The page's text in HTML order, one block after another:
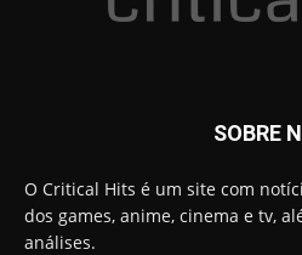
SOBRE
O Critical Hits é um site com
dos games, anime, cinema e tv,
análises.